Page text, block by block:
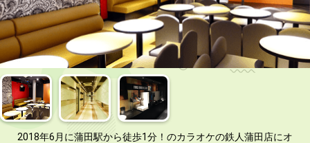
2018年6月に蒲田駅から徒歩1分！のカラオケの鉄人蒲田店にオ